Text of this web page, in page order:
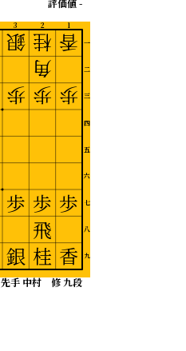
1
2
3
一
二
三
四
五
六
七
八
九
先手 中村 修 九段
評価値 -
香
歩
歩
香
桂
角
歩
歩
飛
桂
銀
歩
歩
銀